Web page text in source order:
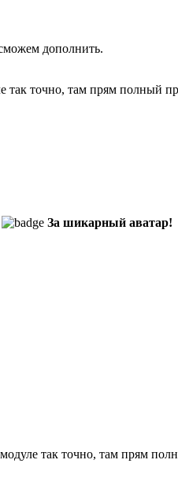
дополнить.
так точно, там прям полный
За шикарный аватар!
так точно, там прям